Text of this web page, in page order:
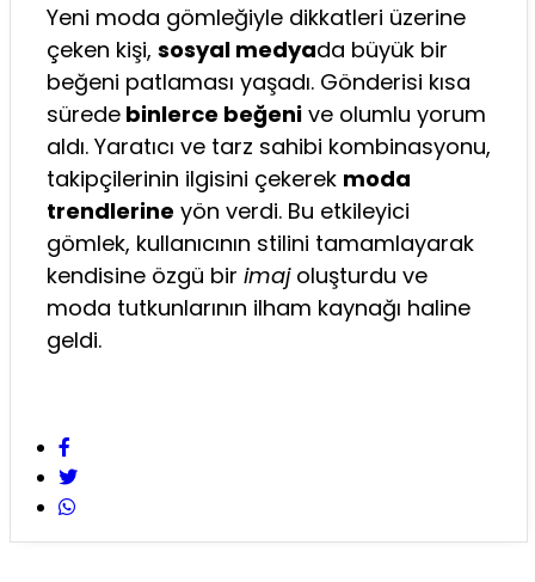
Yeni moda gömleğiyle dikkatleri üzerine
çeken kişi, sosyal medyada büyük bir
beğeni patlaması yaşadı. Gönderisi kısa
sürede binlerce beğeni ve olumlu yorum
aldı. Yaratıcı ve tarz sahibi kombinasyonu,
takipçilerinin ilgisini çekerek moda
trendlerine yön verdi. Bu etkileyici
gömlek, kullanıcının stilini tamamlayarak
kendisine özgü bir imajoluşturdu ve
moda tutkunlarının ilham kaynağı haline
geldi.